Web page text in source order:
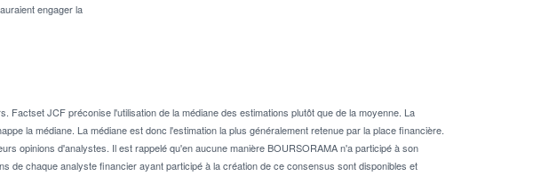
engager la
JCF préconise l'utilisation de la médiane des estimations plutôt que de la moyenne. La
la médiane. La médiane est donc l'estimation la plus généralement retenue par la place financière.
opinions d'analystes. Il est rappelé qu'en aucune manière BOURSORAMA n'a participé à son
de chaque analyste financier ayant participé à la création de ce consensus sont disponibles et